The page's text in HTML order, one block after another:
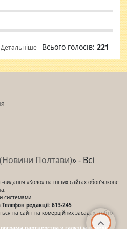
Детальніше Всього голосів: 221
Полтави)» - Всі
видання «Коло» на інших сайтах обов’язкове
системами.
редакції: 613-245
на сайті на комерційних засадах, тобто